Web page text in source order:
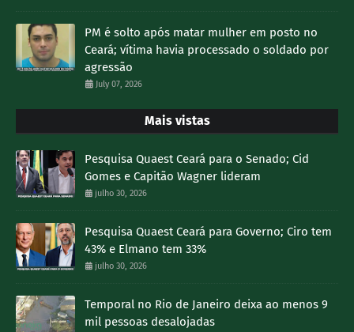
PM é solto após matar mulher em posto no
Ceará; vítima havia processado o soldado por
agressão
July 07, 2026
Mais vistas
Pesquisa Quaest Ceará para o Senado; Cid
Gomes e Capitão Wagner lideram
julho 30, 2026
Pesquisa Quaest Ceará para Governo; Ciro tem
43% e Elmano tem 33%
julho 30, 2026
Temporal no Rio de Janeiro deixa ao menos 9
mil pessoas desalojadas